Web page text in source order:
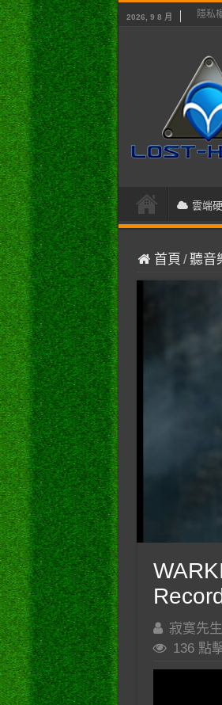
2026, 9 8 月 隱私
雲端
首頁 /聽音
寂寞先生
136 點